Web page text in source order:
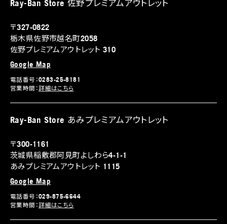
Ray-Ban Store 佐野プレミアムアウトレット
〒327-0822
栃木県佐野市越名町2058
佐野プレミアムアウトレット 310
Google Map
電話番号：0283-25-8181
営業時間：詳細はこちら
Ray-Ban Store あみプレミアムアウトレット
〒300-1161
茨城県稲敷郡阿見町よしわら4-1-1
あみプレミアムアウトレット 1115
Google Map
電話番号：029-875-6644
営業時間：詳細はこちら